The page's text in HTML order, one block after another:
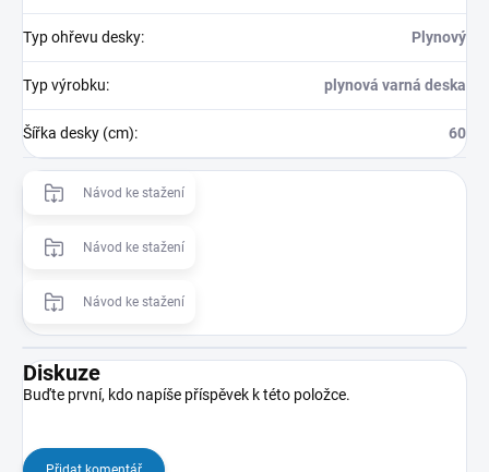
Typ ohřevu desky: Plynový
Typ výrobku: plynová varná deska
Šířka desky (cm): 60
Návod ke stažení
Návod ke stažení
Návod ke stažení
Diskuze
Buďte první, kdo napíše příspěvek k této položce.